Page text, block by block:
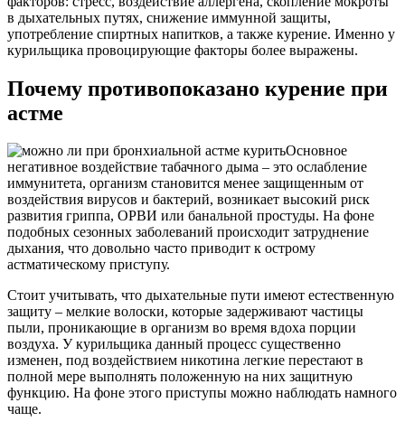
в дыхательных путях, снижение иммунной защиты,
употребление спиртных напитков, а также курение. Именно у
курильщика провоцирующие факторы более выражены.
Почему противопоказано курение при
астме
Основное
негативное воздействие табачного дыма – это ослабление
иммунитета, организм становится менее защищенным от
воздействия вирусов и бактерий, возникает высокий риск
развития гриппа, ОРВИ или банальной простуды. На фоне
подобных сезонных заболеваний происходит затруднение
дыхания, что довольно часто приводит к острому
астматическому приступу.
Стоит учитывать, что дыхательные пути имеют естественную
защиту – мелкие волоски, которые задерживают частицы
пыли, проникающие в организм во время вдоха порции
воздуха. У курильщика данный процесс существенно
изменен, под воздействием никотина легкие перестают в
полной мере выполнять положенную на них защитную
функцию. На фоне этого приступы можно наблюдать намного
чаще.